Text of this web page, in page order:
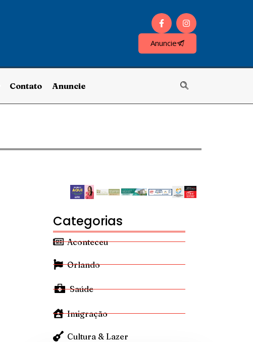
Anuncie
Contato Anuncie
Categorias
Aconteceu
Orlando
Saúde
Imigração
Cultura & Lazer